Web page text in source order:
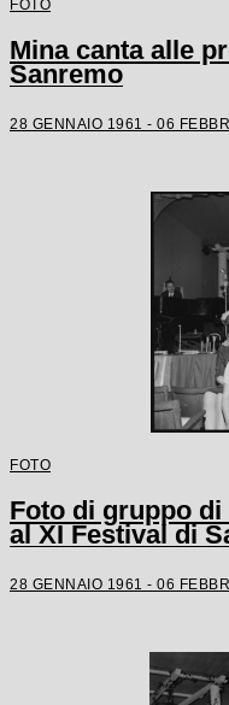
FOTO
Mina canta alle
Sanremo
28 GENNAIO 1961 - 06
FOTO
Foto di gruppo
al XI Festival di
28 GENNAIO 1961 - 06